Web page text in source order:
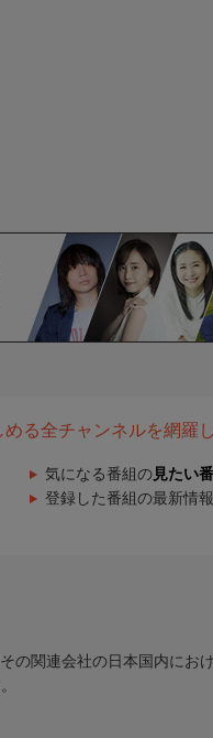
る全チャンネルを網羅
気になる番組の 見たい
登録した番組の最新情
の関連会社の日本国内にお